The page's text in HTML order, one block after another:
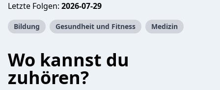
Letzte Folgen: 2026-07-29
Bildung Gesundheit und Fitness Medizin
Wo kannst du
zuhören?